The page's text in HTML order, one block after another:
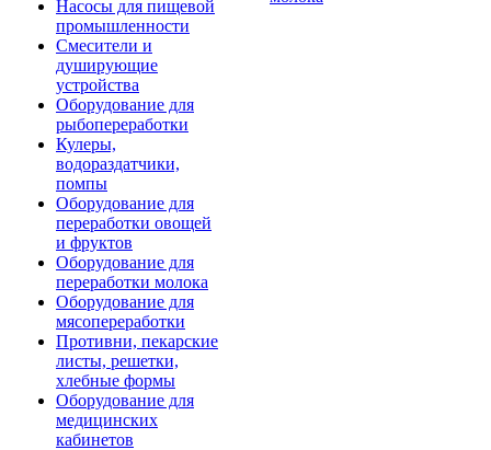
Насосы для пищевой
промышленности
Смесители и
душирующие
устройства
Оборудование для
рыбопереработки
Кулеры,
водораздатчики,
помпы
Оборудование для
переработки овощей
и фруктов
Оборудование для
переработки молока
Оборудование для
мясопереработки
Противни, пекарские
листы, решетки,
хлебные формы
Оборудование для
медицинских
кабинетов